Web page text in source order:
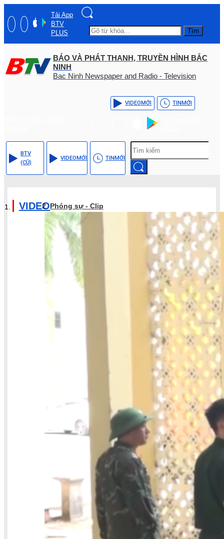
Tải App
BTV
PLUS
Tìm
BÁO VÀ PHÁT THANH, TRUYỀN HÌNH BẮC
NINH
Bac Ninh Newspaper and Radio - Television
VIDEOMỚI TINMỚI
BTV
(CŨ)
VIDEOMỚI TINMỚI
VIDEOPhóng sự - Clip